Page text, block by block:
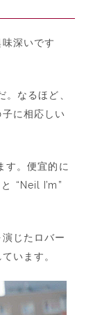
深いです
なるほど、
に相応しい
す。便宜的に
“Neil I’m”
じたロバー
います。